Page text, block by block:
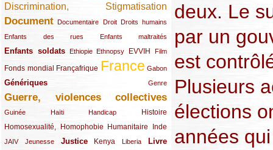
Discrimination, Stigmatisation
(131/289)
Document
(145/289) Documentaire
(9/289) Droit
(20/289) Droits humains
(22/289)
Enfants des rues
(21/289) Enfants maltraités
(10/289)
Enfants soldats
(68/289) Ethiopie
(12/289) Ethnopsy
(15/289) EVVIH
(55/289) Film
(22/289)
Fonds mondial
(48/289) Françafrique
(39/289) France
(289/289) Gabon
(12/289)
Génériques
(59/289) Genre
(22/289)
Guerre, violences collectives
(149/289)
Guinée
(12/289) Haïti
(15/289) Handicap
(10/289) Histoire
(49/289)
Homosexualité, Homophobie
(44/289) Humanitaire
(47/289) Inde
(34/289)
JAIV
(10/289)Jeunesse
(21/289) Justice
(65/289) Kenya
(35/289) Liberia
(25/289) Livre
(62/289)
deux. Le
par un
est
Plusieurs
élections
années